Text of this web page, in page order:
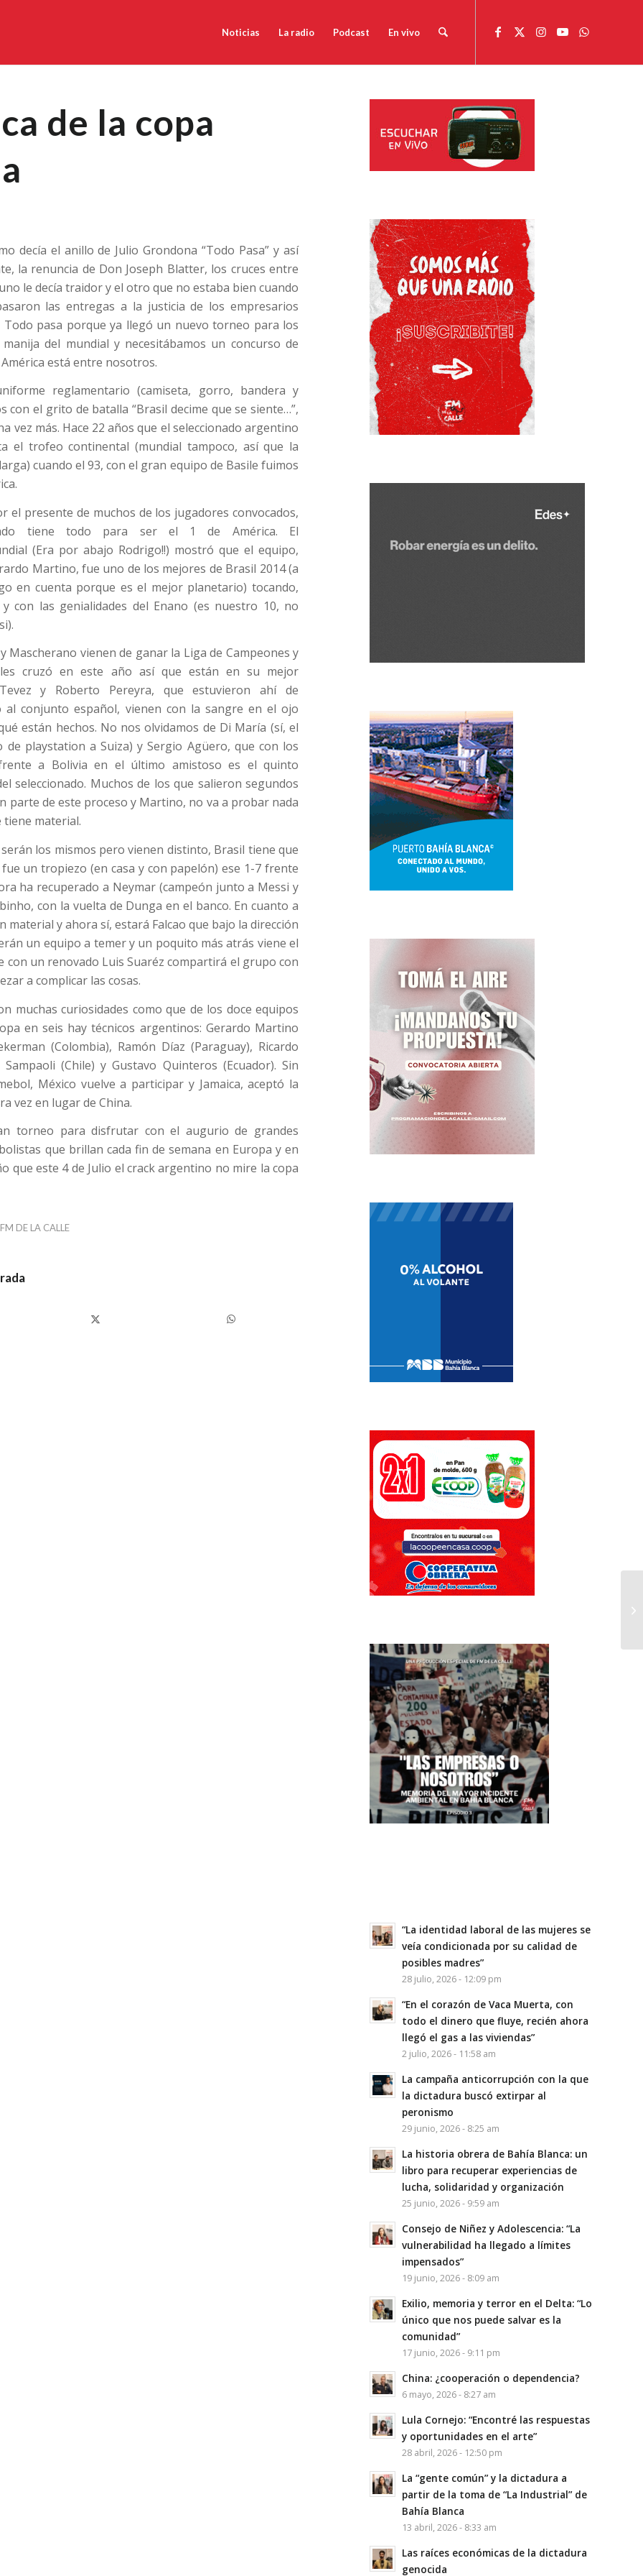
Noticias La radio Podcast En vivo
de la copa
decía el anillo de Julio Grondona “Todo Pasa” y así
la renuncia de Don Joseph Blatter, los cruces entre
le decía traidor y el otro que no estaba bien cuando
las entregas a la justicia de los empresarios
Todo pasa porque ya llegó un nuevo torneo para los
del mundial y necesitábamos un concurso de
está entre nosotros.
reglamentario (camiseta, gorro, bandera y
con el grito de batalla “Brasil decime que se siente…”,
vez más. Hace 22 años que el seleccionado argentino
el trofeo continental (mundial tampoco, así que la
cuando el 93, con el gran equipo de Basile fuimos
el presente de muchos de los jugadores convocados,
tiene todo para ser el 1 de América. El
(Era por abajo Rodrigo!!) mostró que el equipo,
Martino, fue uno de los mejores de Brasil 2014 (a
en cuenta porque es el mejor planetario) tocando,
con las genialidades del Enano (es nuestro 10, no
Mascherano vienen de ganar la Liga de Campeones y
cruzó en este año así que están en su mejor
y Roberto Pereyra, que estuvieron ahí de
conjunto español, vienen con la sangre en el ojo
están hechos. No nos olvidamos de Di María (sí, el
de playstation a Suiza) y Sergio Agüero, que con los
a Bolivia en el último amistoso es el quinto
seleccionado. Muchos de los que salieron segundos
parte de este proceso y Martino, no va a probar nada
material.
los mismos pero vienen distinto, Brasil tiene que
un tropiezo (en casa y con papelón) ese 1-7 frente
ha recuperado a Neymar (campeón junto a Messi y
con la vuelta de Dunga en el banco. En cuanto a
material y ahora sí, estará Falcao que bajo la dirección
un equipo a temer y un poquito más atrás viene el
con un renovado Luis Suaréz compartirá el grupo con
a complicar las cosas.
muchas curiosidades como que de los doce equipos
en seis hay técnicos argentinos: Gerardo Martino
(Colombia), Ramón Díaz (Paraguay), Ricardo
Sampaoli (Chile) y Gustavo Quinteros (Ecuador). Sin
México vuelve a participar y Jamaica, aceptó la
vez en lugar de China.
torneo para disfrutar con el augurio de grandes
que brillan cada fin de semana en Europa y en
que este 4 de Julio el crack argentino no mire la copa
FM DE LA CALLE
“La identidad laboral de las mujeres se
veía condicionada por su calidad de
posibles madres”
28 julio, 2026 - 12:09 pm
“En el corazón de Vaca Muerta, con
todo el dinero que fluye, recién ahora
llegó el gas a las viviendas”
2 julio, 2026 - 11:58 am
La campaña anticorrupción con la que
la dictadura buscó extirpar al
peronismo
29 junio, 2026 - 8:25 am
La historia obrera de Bahía Blanca: un
libro para recuperar experiencias de
lucha, solidaridad y organización
25 junio, 2026 - 9:59 am
Consejo de Niñez y Adolescencia: “La
vulnerabilidad ha llegado a límites
impensados”
19 junio, 2026 - 8:09 am
Exilio, memoria y terror en el Delta: “Lo
único que nos puede salvar es la
comunidad”
17 junio, 2026 - 9:11 pm
China: ¿cooperación o dependencia?
6 mayo, 2026 - 8:27 am
Lula Cornejo: “Encontré las respuestas
y oportunidades en el arte”
28 abril, 2026 - 12:50 pm
La “gente común” y la dictadura a
partir de la toma de “La Industrial” de
Bahía Blanca
13 abril, 2026 - 8:33 am
Las raíces económicas de la dictadura
genocida